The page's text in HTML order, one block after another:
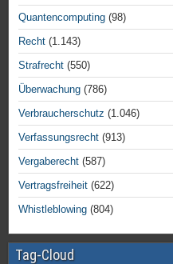
Quantencomputing (98)
Recht (1.143)
Strafrecht (550)
Überwachung (786)
Verbraucherschutz (1.046)
Verfassungsrecht (913)
Vergaberecht (587)
Vertragsfreiheit (622)
Whistleblowing (804)
Tag-Cloud